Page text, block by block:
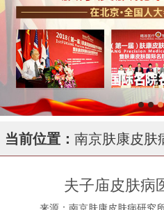
当前位置： 南京肤康皮肤
夫子庙皮肤病